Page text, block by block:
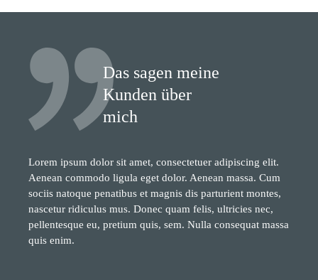
Das sagen meine
Kunden über
mich
Lorem ipsum dolor sit amet, consectetuer adipiscing elit.
Aenean commodo ligula eget dolor. Aenean massa. Cum
sociis natoque penatibus et magnis dis parturient montes,
nascetur ridiculus mus. Donec quam felis, ultricies nec,
pellentesque eu, pretium quis, sem. Nulla consequat massa
quis enim.